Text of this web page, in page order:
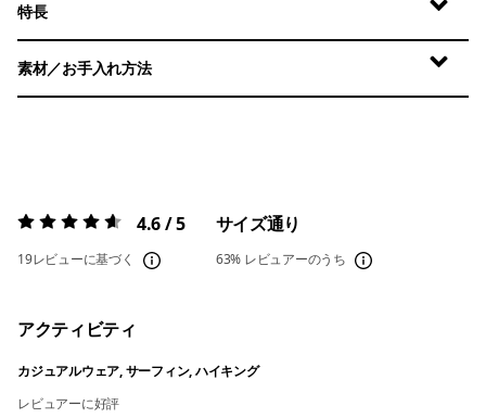
特長
素材／お手入れ方法
評価:4.6 / 5 4.6 / 5
19レビューに基づく
サイズ通り
63% レビュアーのうち
アクティビティ
カジュアルウェア, サーフィン, ハイキング
レビュアーに好評